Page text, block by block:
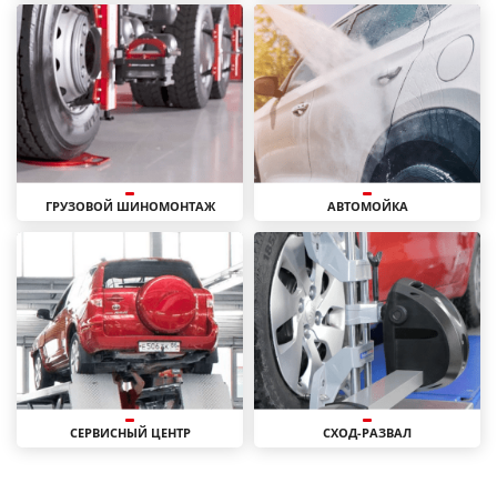
ГРУЗОВОЙ ШИНОМОНТАЖ АВТОМОЙКА
СЕРВИСНЫЙ ЦЕНТР СХОД-РАЗВАЛ